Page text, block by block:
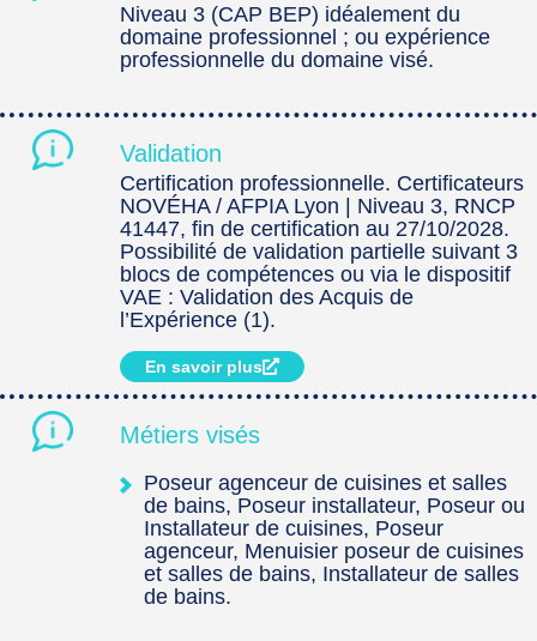
Niveau 3 (CAP BEP) idéalement du
domaine professionnel ; ou expérience
professionnelle du domaine visé.
Validation
Certification professionnelle. Certificateurs
NOVÉHA / AFPIA Lyon | Niveau 3, RNCP
41447, fin de certification au 27/10/2028.
Possibilité de validation partielle suivant 3
blocs de compétences ou via le dispositif
VAE : Validation des Acquis de
l’Expérience (1).
En savoir plus
Métiers visés
Poseur agenceur de cuisines et salles
de bains, Poseur installateur, Poseur ou
Installateur de cuisines, Poseur
agenceur, Menuisier poseur de cuisines
et salles de bains, Installateur de salles
de bains.